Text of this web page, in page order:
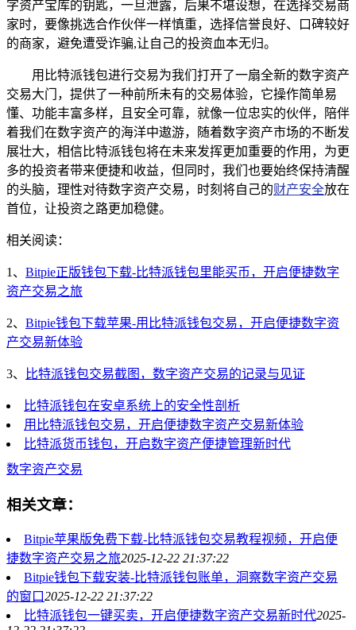
字资产宝库的钥匙，一旦泄露，后果不堪设想，在选择交易商
家时，要像挑选合作伙伴一样慎重，选择信誉良好、口碑较好
的商家，避免遭受诈骗,让自己的投资血本无归。
用比特派钱包进行交易为我们打开了一扇全新的数字资产
交易大门，提供了一种前所未有的交易体验，它操作简单易
懂、功能丰富多样，且安全可靠，就像一位忠实的伙伴，陪伴
着我们在数字资产的海洋中遨游，随着数字资产市场的不断发
展壮大，相信比特派钱包将在未来发挥更加重要的作用，为更
多的投资者带来便捷和收益，但同时，我们也要始终保持清醒
的头脑，理性对待数字资产交易，时刻将自己的财产安全放在
首位，让投资之路更加稳健。
相关阅读：
1、 Bitpie正版钱包下载-比特派钱包里能买币，开启便捷数字
资产交易之旅
2、 Bitpie钱包下载苹果-用比特派钱包交易，开启便捷数字资
产交易新体验
3、 比特派钱包交易截图，数字资产交易的记录与见证
比特派钱包在安卓系统上的安全性剖析
用比特派钱包交易，开启便捷数字资产交易新体验
比特派货币钱包，开启数字资产便捷管理新时代
数字资产交易
相关文章：
Bitpie苹果版免费下载-比特派钱包交易教程视频，开启便
捷数字资产交易之旅2025-12-22 21:37:22
Bitpie钱包下载安装-比特派钱包账单，洞察数字资产交易
的窗口2025-12-22 21:37:22
比特派钱包一键买卖，开启便捷数字资产交易新时代2025-